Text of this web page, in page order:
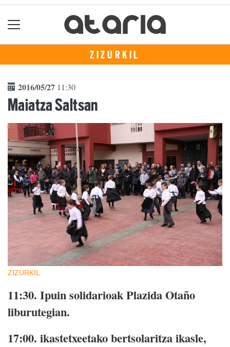
ZIZURKIL
2016/05/27 11:30
Maiatza Saltsan
ZIZURKIL
11:30. Ipuin solidarioak Plazida Otaño
liburutegian.
17:00. ikastetxeetako bertsolaritza ikasle,